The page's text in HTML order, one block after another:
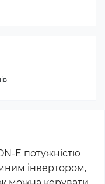
E потужністю
інвертором,